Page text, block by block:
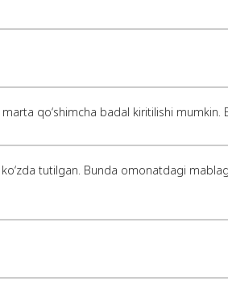
qo‘shimcha badal kiritilishi mumkin.
tutilgan. Bunda omonatdagi